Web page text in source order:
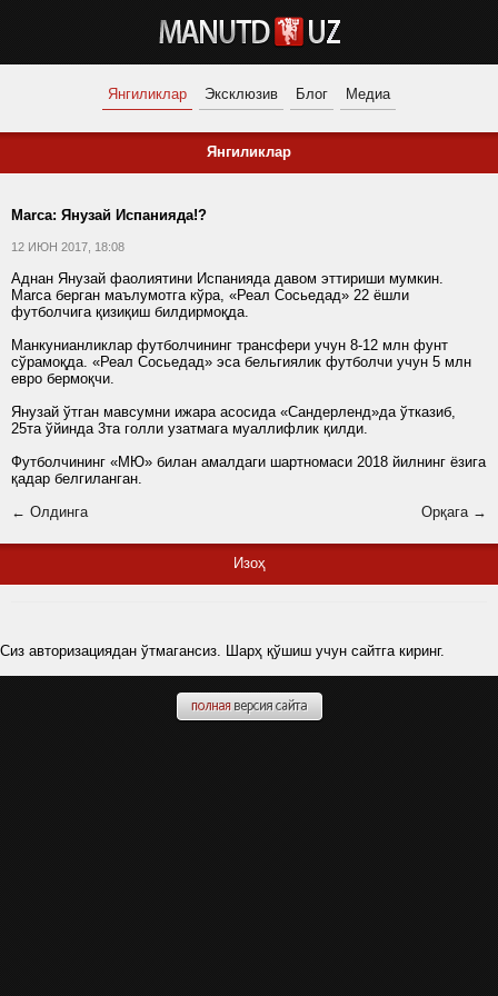
Янгиликлар Эксклюзив Блог Медиа
Янгиликлар
Marca: Янузай Испанияда!?
12 ИЮН 2017, 18:08
Аднан Янузай фаолиятини Испанияда давом эттириши мумкин.
Marca берган маълумотга кўра, «Реал Сосьедад» 22 ёшли
футболчига қизиқиш билдирмоқда.
Манкунианликлар футболчининг трансфери учун 8-12 млн фунт
сўрамоқда. «Реал Сосьедад» эса бельгиялик футболчи учун 5 млн
евро бермоқчи.
Янузай ўтган мавсумни ижара асосида «Сандерленд»да ўтказиб,
25та ўйинда 3та голли узатмага муаллифлик қилди.
Футболчининг «МЮ» билан амалдаги шартномаси 2018 йилнинг ёзига
қадар белгиланган.
← Олдинга
Орқага →
Изоҳ
Сиз авторизациядан ўтмагансиз. Шарҳ қўшиш учун сайтга киринг.